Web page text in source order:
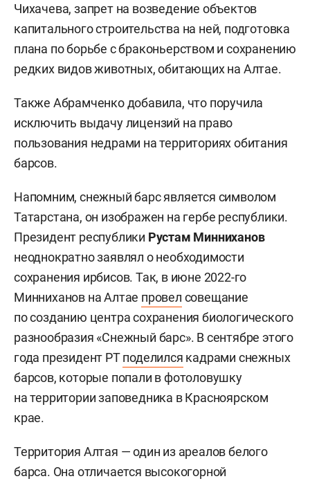
Чихачева, запрет на возведение объектов
капитального строительства на ней, подготовка
плана по борьбе с браконьерством и сохранению
редких видов животных, обитающих на Алтае.
Также Абрамченко добавила, что поручила
исключить выдачу лицензий на право
пользования недрами на территориях обитания
барсов.
Напомним, снежный барс является символом
Татарстана, он изображен на гербе республики.
Президент республики Рустам Минниханов
неоднократно заявлял о необходимости
сохранения ирбисов. Так, в июне 2022-го
Минниханов на Алтае провел совещание
по созданию центра сохранения биологического
разнообразия «Снежный барс». В сентябре этого
года президент РТподелился кадрами снежных
барсов, которые попали в фотоловушку
на территории заповедника в Красноярском
крае.
Территория Алтая — один из ареалов белого
барса. Она отличается высокогорной